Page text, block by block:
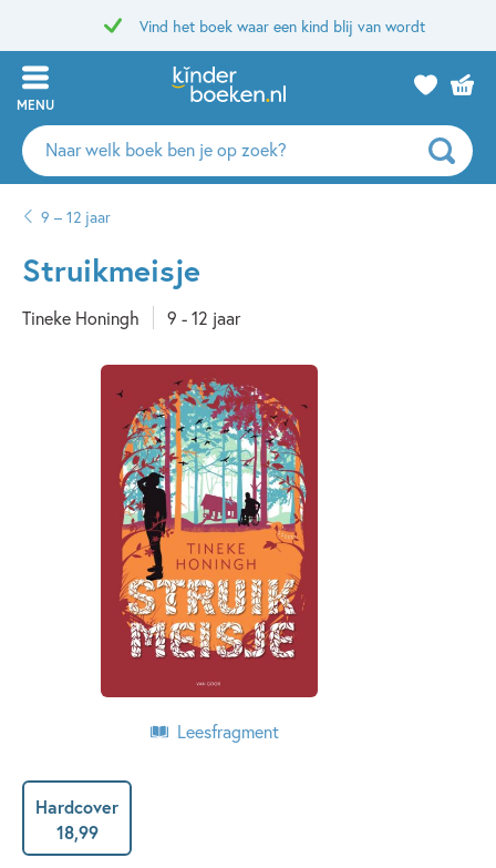
Vind het boek waar een kind blij van wordt
MENU
Zoeken
naar
auteurs
uitgevers
9 – 12 jaar
Struikmeisje
Tineke Honingh 9 - 12 jaar
Leesfragment
Hardcover
18,99